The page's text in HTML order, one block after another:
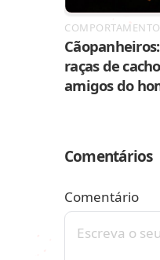
COMPORTAMENTO
raças de
amigos do
Comentários
Comentário